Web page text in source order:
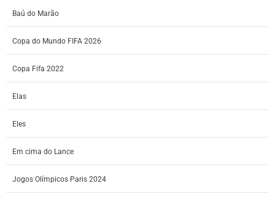
Baú do Marão
Copa do Mundo FIFA 2026
Copa Fifa 2022
Elas
Eles
Em cima do Lance
Jogos Olímpicos Paris 2024